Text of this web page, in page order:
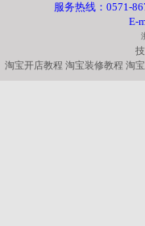
服务热线：0571-
E-
淘宝开店教程 淘宝装修教程 淘